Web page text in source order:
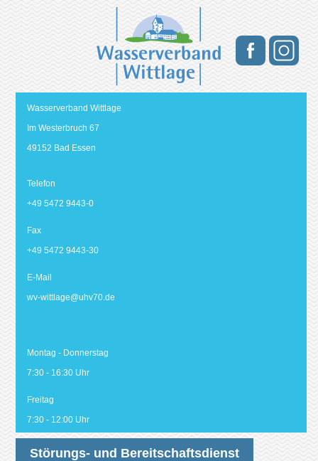
Wasserverband Wittlage
Im Westerbruch 67
49152 Bad Essen
Telefon
+49 5472 9443-0
Fax
+49 5472 9443-30
E-Mail
wv-wittlage@uhv70.de
Montag - Donnerstag
7:30 - 16:30 Uhr
Freitag
7:30 - 12:00 Uhr
Störungs- und Bereitschaftsdienst